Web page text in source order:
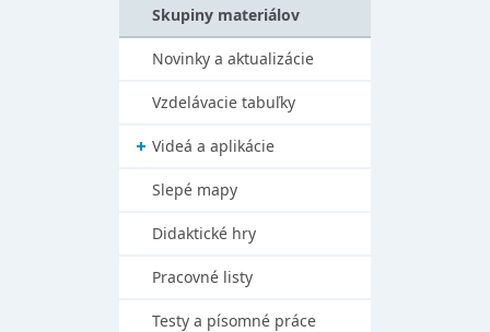
Skupiny materiálov
Novinky a aktualizácie
Vzdelávacie tabuľky
Videá a aplikácie
Slepé mapy
Didaktické hry
Pracovné listy
Testy a písomné práce